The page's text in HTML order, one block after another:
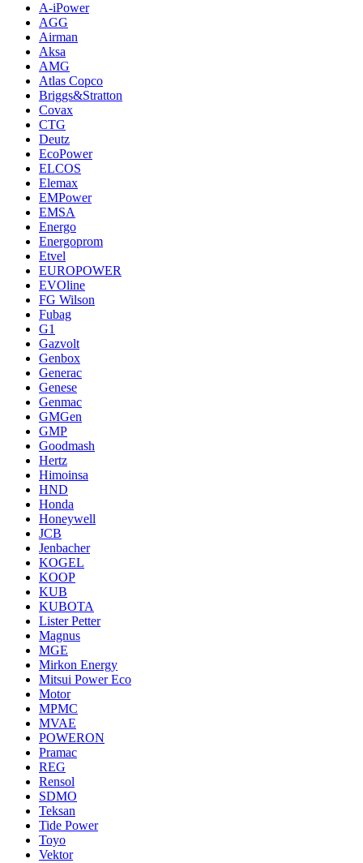
A-iPower
AGG
Airman
Aksa
AMG
Atlas Copco
Briggs&Stratton
Covax
CTG
Deutz
EcoPower
ELCOS
Elemax
EMPower
EMSA
Energo
Energoprom
Etvel
EUROPOWER
EVOline
FG Wilson
Fubag
G1
Gazvolt
Genbox
Generac
Genese
Genmac
GMGen
GMP
Goodmash
Hertz
Himoinsa
HND
Honda
Honeywell
JCB
Jenbacher
KOGEL
KOOP
KUB
KUBOTA
Lister Petter
Magnus
MGE
Mirkon Energy
Mitsui Power Eco
Motor
MPMC
MVAE
POWERON
Pramac
REG
Rensol
SDMO
Teksan
Tide Power
Toyo
Vektor